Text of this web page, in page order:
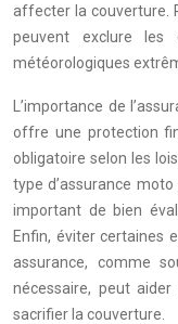
affecter la couverture.
peuvent exclure les
météorologiques
L’importance de
offre une protection
obligatoire selon les
type d’assurance
important de bien
Enfin, éviter certaines
assurance, comme
nécessaire, peut
sacrifier la couverture.